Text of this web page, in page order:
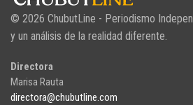
© 2026 ChubutLine - Periodismo
y un análisis de la realidad diferente.
Directora
Marisa Rauta
directora@chubutline.com